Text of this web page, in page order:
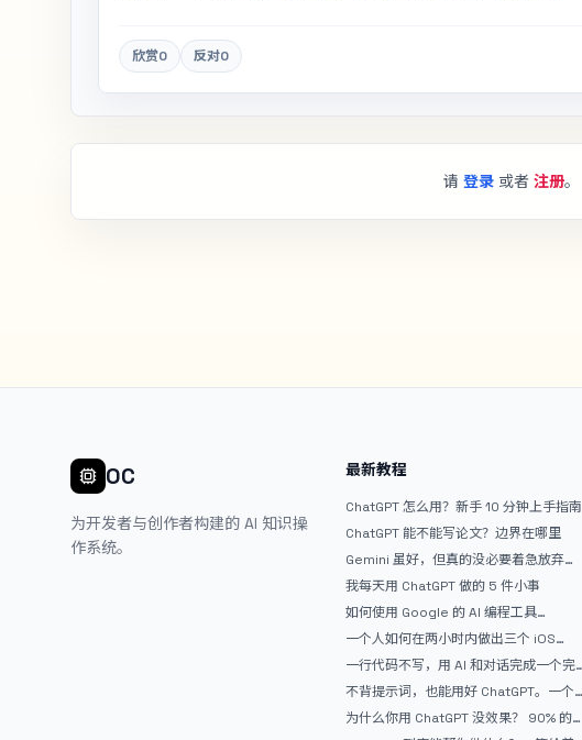
欣赏0 反对0
请登录 或者注册。
OC
为开发者与创作者构建的 AI 知识操
作系统。
最新教程
ChatGPT 怎么用？新手 10 分钟上手指南
ChatGPT 能不能写论文？边界在哪里
Gemini 虽好，但真的没必要着急放弃
ChatGPT
我每天用 ChatGPT 做的 5 件小事
如何使用 Google 的 AI 编程工具
AntiGravity：独立开发者的新时代武器
一个人如何在两小时内做出三个 iOS
APP？｜AntiGravity + Gemini 3 实战完
整记录
一行代码不写，用 AI 和对话完成一个完
整网站：《图书天堂》实战记录
不背提示词，也能用好 ChatGPT。一个
万能提问模板
为什么你用 ChatGPT 没效果？ 90% 的
人第一步就问错了